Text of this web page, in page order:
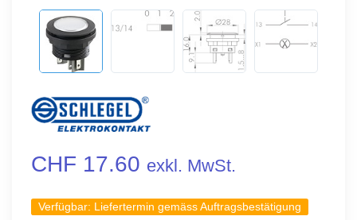
CHF 17.60 exkl. MwSt.
Verfügbar: Liefertermin gemäss Auftragsbestätigung